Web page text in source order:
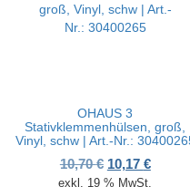
OHAUS 3
Stativklemmenhülsen, groß,
Vinyl, schw | Art.-Nr.:
10,70€ 10,17 €
exkl. 19 % MwSt.